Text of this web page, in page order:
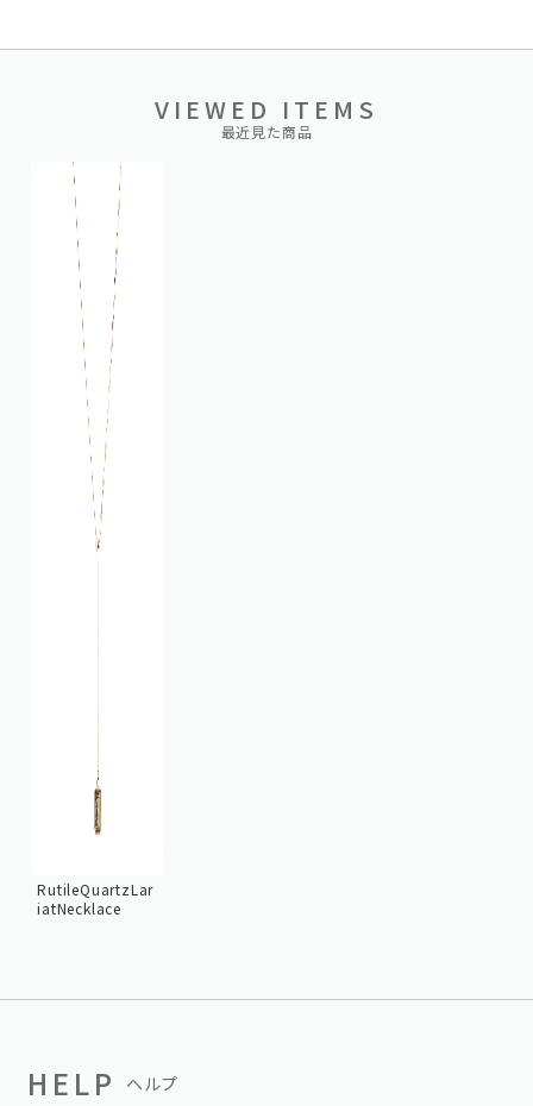
VIEWED ITEMS
最近見た商品
RutileQuartzLar
iatNecklace
HELP ヘルプ